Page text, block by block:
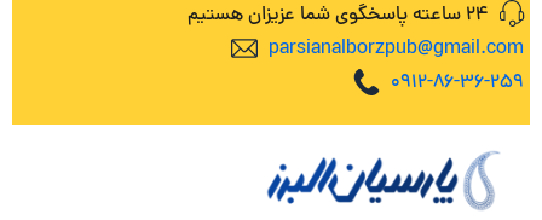
24 ساعته پاسخگوی شما عزیزان هستیم
parsianalborzpub@gmail.com
0912-86-36-259